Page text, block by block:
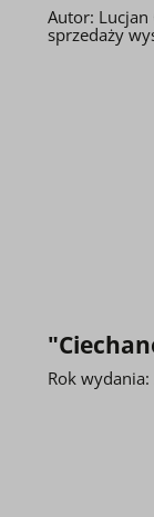
Autor: Lucjan
sprzedaży
Rok